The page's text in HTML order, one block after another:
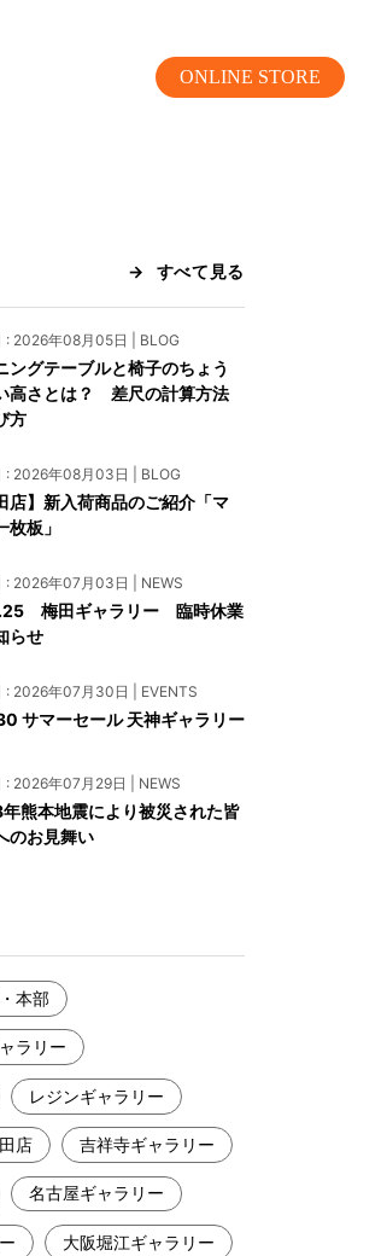
ONLINE STORE
よくあるご質問
お問い合わせ
資料請求
工務店様・設計会社様向けお問い合わせ
一枚板買い取りに関して
すべて見る
: 2026年08月05日 | BLOG
ングテーブルと椅子のちょう
高さとは？ 差尺の計算方法
方
: 2026年08月03日 | BLOG
店】新入荷商品のご紹介「マ
枚板」
: 2026年07月03日 | NEWS
梅田ギャラリー 臨時休業
らせ
: 2026年07月30日 | EVENTS
サマーセール 天神ギャラリー
: 2026年07月29日 | NEWS
熊本地震により被災された皆
のお見舞い
本部
ラリー
レジンギャラリー
店 吉祥寺ギャラリー
名古屋ギャラリー
大阪堀江ギャラリー